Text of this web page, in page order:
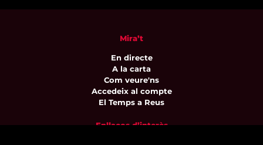
Mira’t
En directe
A la carta
Com veure'ns
Accedeix al compte
El Temps a Reus
Enllaços d’interès